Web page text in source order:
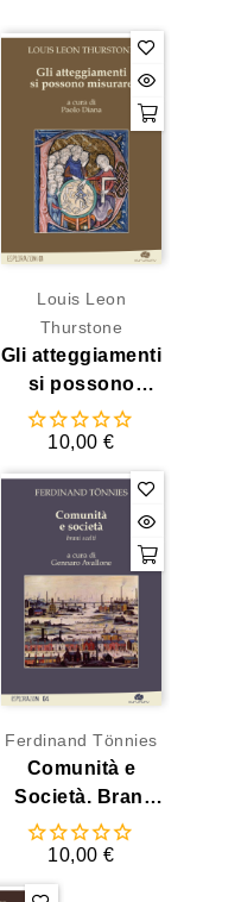
Louis Leon
Thurstone
Gli atteggiamenti
si possono
misurare
10,00 €
Ferdinand Tönnies
Comunità e
Società. Brani
scelti
10,00 €